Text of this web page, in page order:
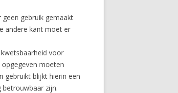
geen gebruik gemaakt
andere kant moet er
voor
moeten
gebruikt blijkt hierin een
zijn.